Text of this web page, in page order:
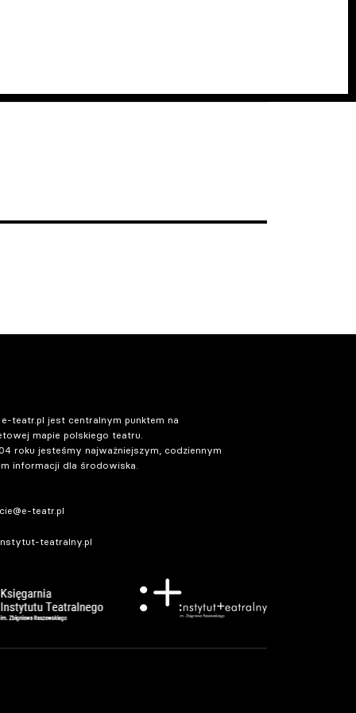
teatr.pl jest centralnym punktem na
mapie polskiego teatru.
roku jesteśmy najważniejszym, codziennym
informacji dla środowiska.
teatr.pl
teatralny.pl